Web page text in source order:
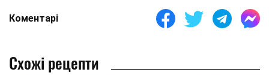
Коментарі
Схожі рецепти